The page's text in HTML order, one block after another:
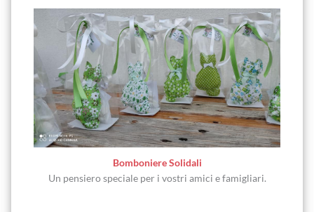
Bomboniere Solidali
Un pensiero speciale per i vostri amici e famigliari.